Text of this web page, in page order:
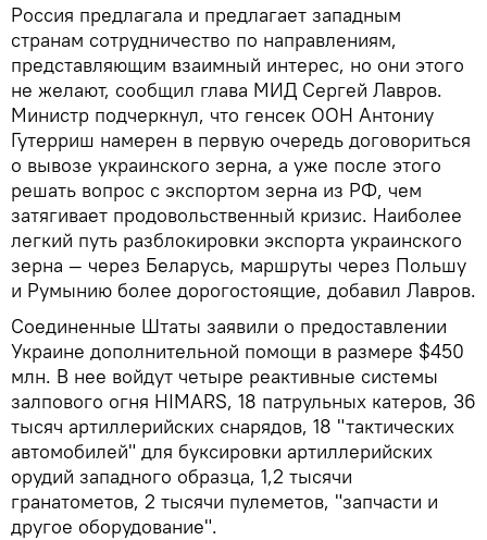
Россия предлагала и предлагает западным
странам сотрудничество по направлениям,
представляющим взаимный интерес, но они этого
не желают, сообщил глава МИД Сергей Лавров.
Министр подчеркнул, что генсек ООН Антониу
Гутерриш намерен в первую очередь договориться
о вывозе украинского зерна, а уже после этого
решать вопрос с экспортом зерна из РФ, чем
затягивает продовольственный кризис. Наиболее
легкий путь разблокировки экспорта украинского
зерна — через Беларусь, маршруты через Польшу
и Румынию более дорогостоящие, добавил Лавров.
Соединенные Штаты заявили о предоставлении
Украине дополнительной помощи в размере $450
млн. В нее войдут четыре реактивные системы
залпового огня HIMARS, 18 патрульных катеров, 36
тысяч артиллерийских снарядов, 18 "тактических
автомобилей" для буксировки артиллерийских
орудий западного образца, 1,2 тысячи
гранатометов, 2 тысячи пулеметов, "запчасти и
другое оборудование".